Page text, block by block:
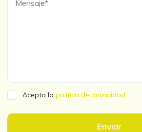
Acepto la política de privacidad
Enviar